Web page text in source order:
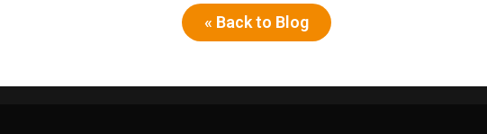
« Back to Blog